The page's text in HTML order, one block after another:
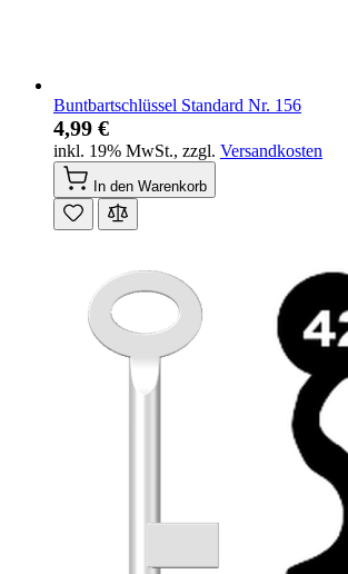
Buntbartschlüssel Standard Nr. 156
4,99 €
inkl. 19% MwSt., zzgl. Versandkosten
In den Warenkorb